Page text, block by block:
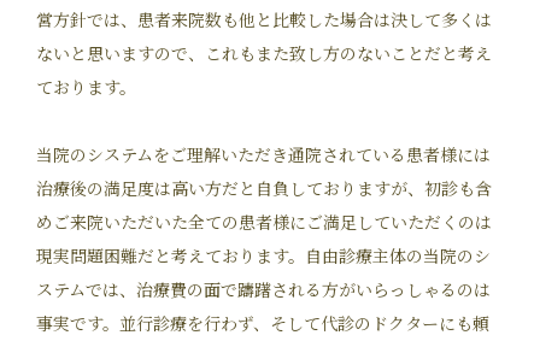
営方針では、患者来院数も他と比較した場合は決して多くは
ないと思いますので、これもまた致し方のないことだと考え
ております。
当院のシステムをご理解いただき通院されている患者様には
治療後の満足度は高い方だと自負しておりますが、初診も含
めご来院いただいた全ての患者様にご満足していただくのは
現実問題困難だと考えております。自由診療主体の当院のシ
ステムでは、治療費の面で躊躇される方がいらっしゃるのは
事実です。並行診療を行わず、そして代診のドクターにも頼